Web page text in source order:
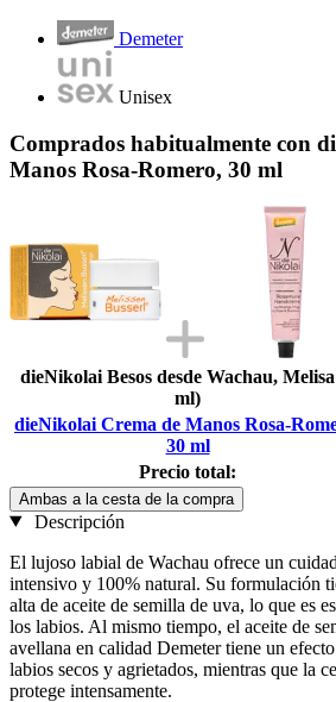
Demeter
Unisex
Comprados habitualmente con
Manos Rosa-Romero, 30 ml
dieNikolai Besos desde Wachau,
ml)
dieNikolai Crema de Manos Rosa-
30 ml
Precio total:
Ambas a la cesta de la compra
Descripción
El lujoso labial de Wachau ofrece un
intensivo y 100% natural. Su formulación
alta de aceite de semilla de uva, lo que es
los labios. Al mismo tiempo, el aceite de
avellana en calidad Demeter tiene un
labios secos y agrietados, mientras que la
protege intensamente.